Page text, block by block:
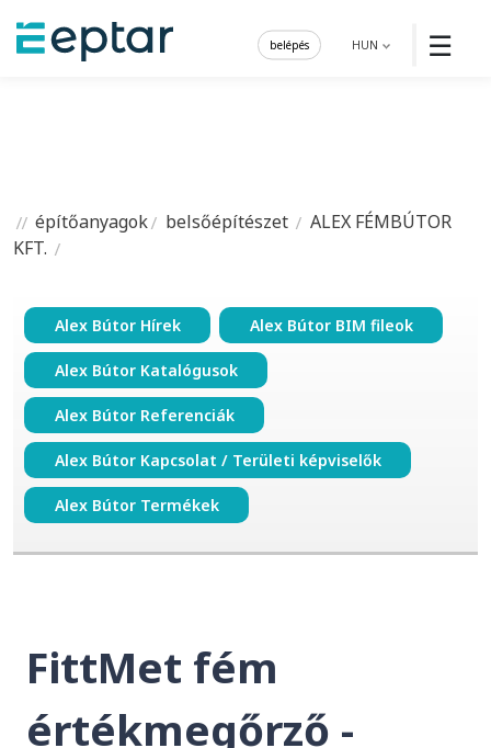
☰
HUN
belépés
építőanyagok belsőépítészet
ALEX FÉMBÚTOR
KFT.
Alex Bútor Hírek Alex Bútor BIM fileok
Alex Bútor Katalógusok
Alex Bútor Referenciák
Alex Bútor Kapcsolat / Területi képviselők
Alex Bútor Termékek
FittMet fém
értékmegőrző -